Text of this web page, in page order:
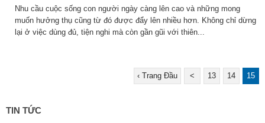
Nhu cầu cuộc sống con người ngày càng lên cao và những mong
muốn hưởng thụ cũng từ đó được đẩy lên nhiều hơn. Không chỉ dừng
lại ở việc dùng đủ, tiện nghi mà còn gần gũi với thiên...
‹ Trang Đầu < 13 14 15
TIN TỨC